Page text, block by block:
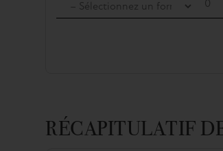
RÉCAPITULATIF